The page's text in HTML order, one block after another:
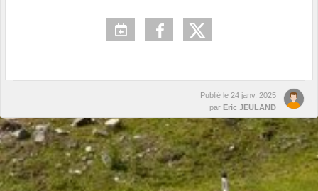
Publié le 24 janv. 2025
par Eric JEULAND